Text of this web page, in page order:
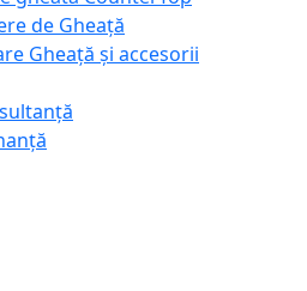
de Gheață
Gheață și accesorii